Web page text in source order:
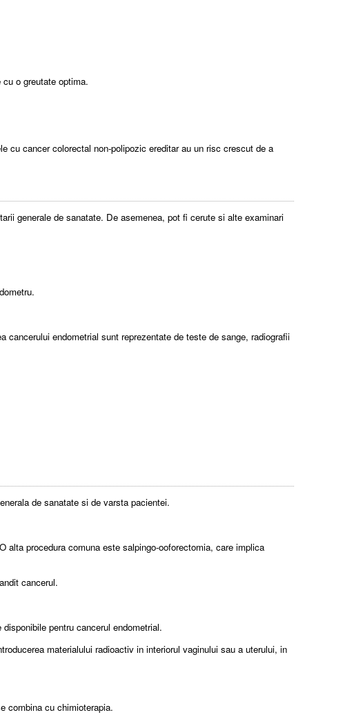
o greutate optima.
cu cancer colorectal non-polipozic ereditar au un risc crescut de a
generale de sanatate. De asemenea, pot fi cerute si alte examinari
endometrial sunt reprezentate de teste de sange, radiografii
de sanatate si de varsta pacientei.
procedura comuna este salpingo-ooforectomia, care implica
cancerul.
pentru cancerul endometrial.
materialului radioactiv in interiorul vaginului sau a uterului, in
combina cu chimioterapia.